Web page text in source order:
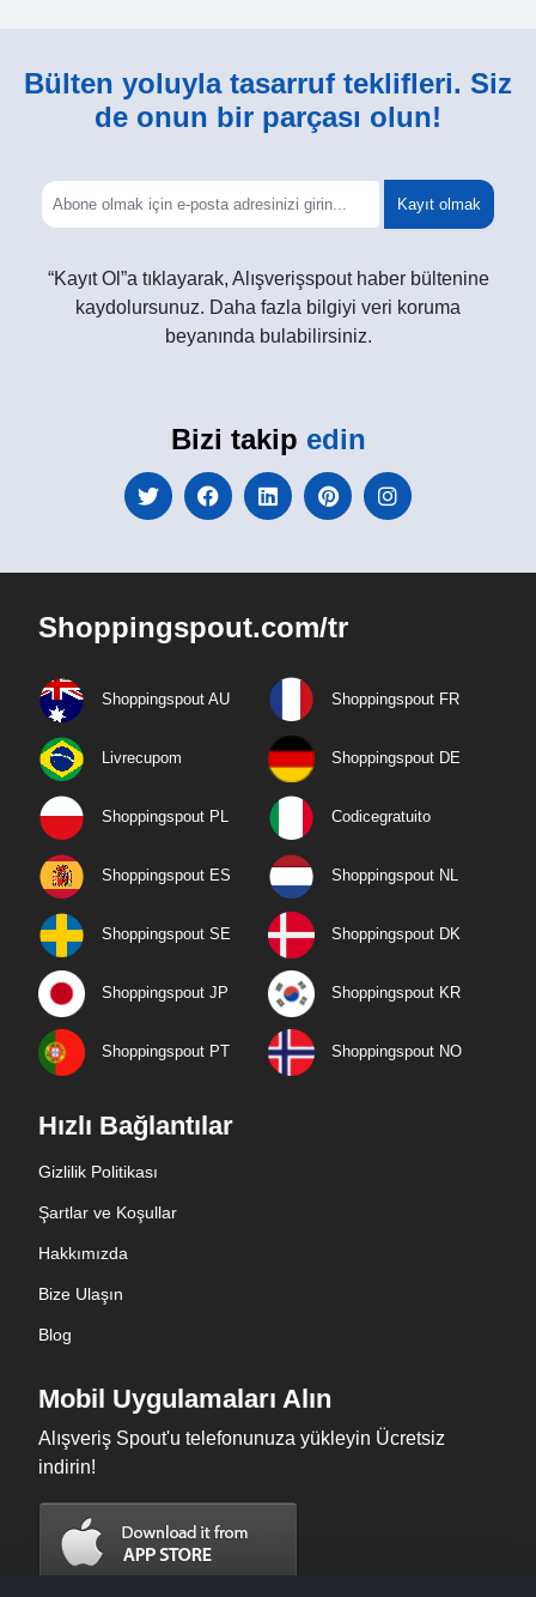
Bülten yoluyla tasarruf teklifleri. Siz
de onun bir parçası olun!
Kayıt olmak
“Kayıt Ol”a tıklayarak, Alışverişspout haber bültenine
kaydolursunuz. Daha fazla bilgiyi veri koruma
beyanında bulabilirsiniz.
Bizi takip edin
Shoppingspout.com/tr
Shoppingspout AU Shoppingspout FR
Livrecupom Shoppingspout DE
Shoppingspout PL Codicegratuito
Shoppingspout ES Shoppingspout NL
Shoppingspout SE Shoppingspout DK
Shoppingspout JP Shoppingspout KR
Shoppingspout PT Shoppingspout NO
Hızlı Bağlantılar
Gizlilik Politikası
Şartlar ve Koşullar
Hakkımızda
Bize Ulaşın
Blog
Mobil Uygulamaları Alın
Alışveriş Spout'u telefonunuza yükleyin Ücretsiz
indirin!